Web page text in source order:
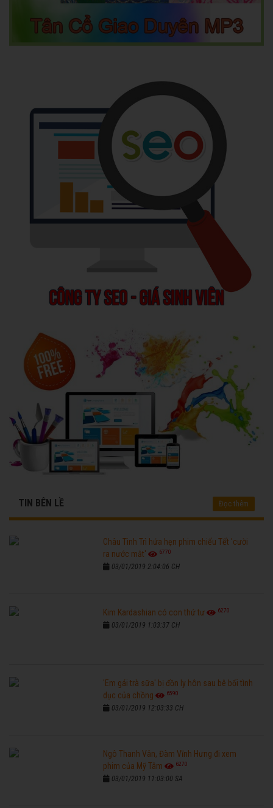
TIN BÊN LỀ Đọc thêm
Châu Tinh Trì hứa hẹn phim chiếu Tết 'cười
ra nước mắt'
6770
03/01/2019 2:04:06 CH
Kim Kardashian có con thứ tư 6270
03/01/2019 1:03:37 CH
'Em gái trà sữa' bị đồn ly hôn sau bê bối tình
dục của chồng
6590
03/01/2019 12:03:33 CH
Ngô Thanh Vân, Đàm Vĩnh Hưng đi xem
phim của Mỹ Tâm
6270
03/01/2019 11:03:00 SA